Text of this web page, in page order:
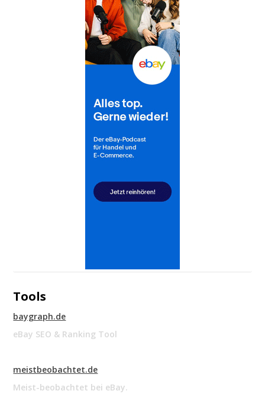
Tools
baygraph.de
eBay SEO & Ranking Tool
meistbeobachtet.de
Meist-beobachtet bei eBay.